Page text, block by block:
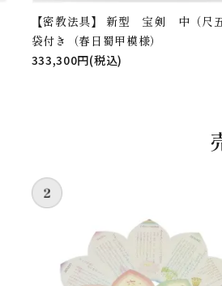
【密教法具】 新型 宝剣 中（尺
袋付き（春日蜀甲模様）
333,300円(税込)